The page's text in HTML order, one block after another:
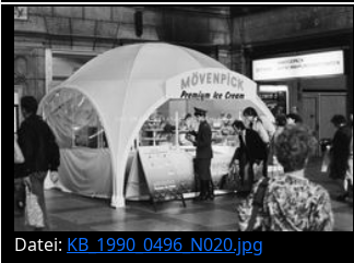
Datei: KB_1990_0496_N020.jpg